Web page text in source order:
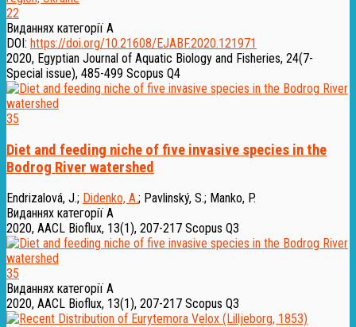
22
Виданнях категорії А
DOI: https://doi.org/10.21608/EJABF.2020.121971
2020, Egyptian Journal of Aquatic Biology and Fisheries, 24(7-
Special issue), 485-499 Scopus Q4
35
Diet and feeding niche of five invasive species in the
Bodrog River watershed
Endrizalová, J.; Didenko, A.; Pavlinský, S.; Manko, P.
Виданнях категорії А
2020, AACL Bioflux, 13(1), 207-217 Scopus Q3
35
Виданнях категорії А
2020, AACL Bioflux, 13(1), 207-217 Scopus Q3